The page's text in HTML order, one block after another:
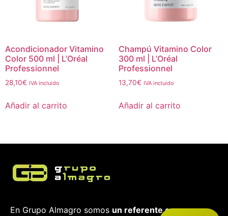
Acondicionador Vitamino
Color 500 ml | L’Oréal
Professionnel
28,10€ IVA incluido
Añadir al carrito
Champú Vitamino Color
300 ml | L’Oréal
Professionnel
13,70€ IVA incluido
Añadir al carrito
En Grupo Almagro somos un referente en